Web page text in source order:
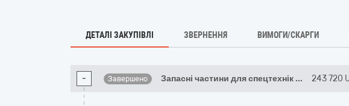
ДЕТАЛІ ЗАКУПІВЛІ ЗВЕРНЕННЯ ВИМОГИ/СКАРГИ
- Завершено Запасні частини для спецтехнік ... 243 720